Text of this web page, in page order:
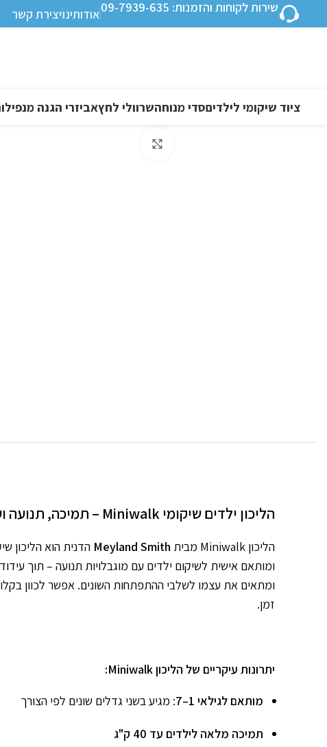
שירות לקוחות והזמנות: 09-7939-635 אודותינויצירת קשר
ציוד שיקומי לילדיםסדי מנוחהשרוולי לחץאביזרי הגנה
הליכון ילדים שיקומי Miniwalk – תמיכה, תנועה ועצמאות לילדים עד גיל 7
הליכון Miniwalk מבית Meyland Smith
ומתאים את עצמו לשלבי ההתפתחות השונים. אפשר לכוון
זמן.
יתרונות עיקריים של הליכון Miniwalk:
מותאם לגילאי 1–7
: מגיע בשני גדלים שונים לפי הצורך
תמיכה מלאה לילדים עד 40 ק"ג